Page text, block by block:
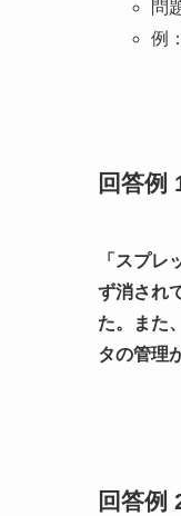
問
例
回答例
「スプ
ず消され
た。また
タの管理
回答例